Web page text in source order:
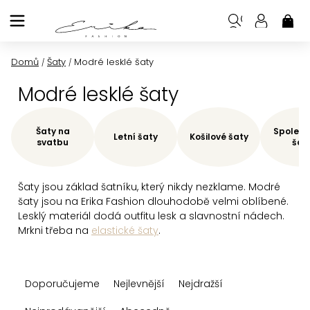
na
Domů / Šaty / Modré lesklé šaty
Modré lesklé šaty
Šaty jsou základ šatníku, který nikdy nezklame. Modré
šaty jsou na Erika Fashion dlouhodobě velmi oblíbené.
Lesklý materiál dodá outfitu lesk a slavnostní nádech.
Mrkni třeba na elastické šaty.
Šaty na
svatbu
Letní šaty Košilové šaty
aDoporučujeme Nejlevnější
Nejdražší